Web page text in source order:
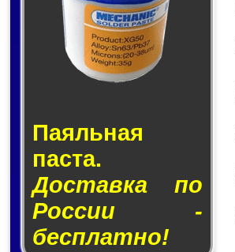
Паяльная
паста.
Доставка по
России -
бесплатно!